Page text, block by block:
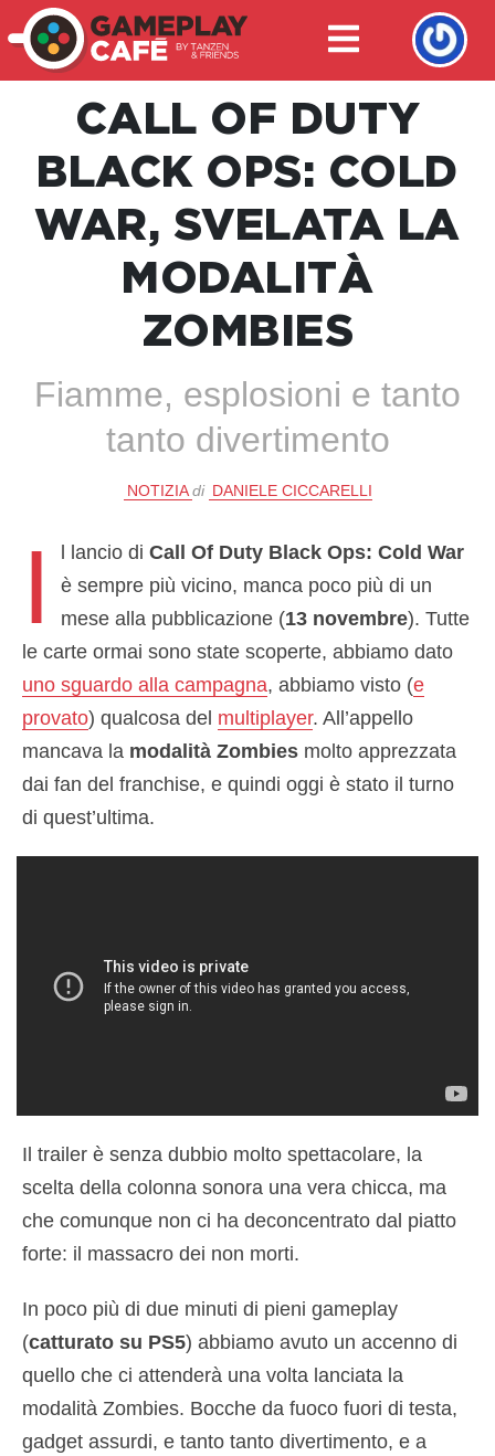
CALL OF DUTY
BLACK OPS: COLD
WAR, SVELATA LA
MODALITÀ
ZOMBIES
Fiamme, esplosioni e tanto
tanto divertimento
NOTIZIA di DANIELE CICCARELLI
I l lancio diCall Of Duty Black Ops: Cold War
è sempre più vicino, manca poco più di un
mese alla pubblicazione (13 novembre). Tutte
le carte ormai sono state scoperte, abbiamo dato
uno sguardo alla campagna, abbiamo visto (e
provato) qualcosa del multiplayer. All’appello
mancava la modalità Zombies molto apprezzata
dai fan del franchise, e quindi oggi è stato il turno
di quest’ultima.
Il trailer è senza dubbio molto spettacolare, la
scelta della colonna sonora una vera chicca, ma
che comunque non ci ha deconcentrato dal piatto
forte: il massacro dei non morti.
In poco più di due minuti di pieni gameplay
(catturato su PS5) abbiamo avuto un accenno di
quello che ci attenderà una volta lanciata la
modalità Zombies. Bocche da fuoco fuori di testa,
gadget assurdi, e tanto tanto divertimento, e a